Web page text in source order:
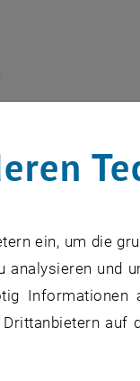
Fenster
ein, um die
und
Informationen
auf